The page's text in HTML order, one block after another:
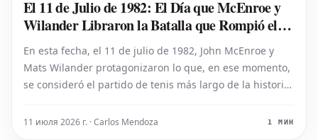
El 11 de Julio de 1982: El Día que McEnroe y
Wilander Libraron la Batalla que Rompió el
Récord de Duración en Tenis
En esta fecha, el 11 de julio de 1982, John McEnroe y
Mats Wilander protagonizaron lo que, en ese momento,
se consideró el partido de tenis más largo de la historia.
Copa Davis, celebrados en St. Louis, Missouri, donde
11 июля 2026 г. · Carlos Mendoza 1 МИН